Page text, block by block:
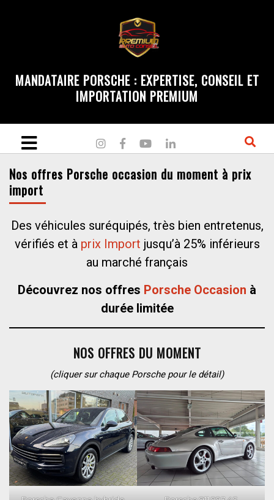
MANDATAIRE PORSCHE : EXPERTISE, CONSEIL ET
IMPORTATION PREMIUM
Nos offres Porsche occasion du moment à prix
import
Des véhicules suréquipés, très bien entretenus,
vérifiés et à prix Import jusqu’à 25% inférieurs
au marché français
Découvrez nos offres Porsche Occasion à
durée limitée
NOS OFFRES DU MOMENT
(cliquer sur chaque Porsche pour le détail)